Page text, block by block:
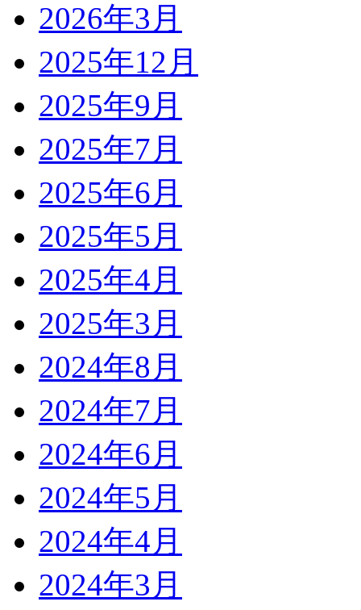
2026年3月
2025年12月
2025年9月
2025年7月
2025年6月
2025年5月
2025年4月
2025年3月
2024年8月
2024年7月
2024年6月
2024年5月
2024年4月
2024年3月